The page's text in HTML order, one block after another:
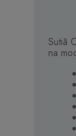
Sutiã
na